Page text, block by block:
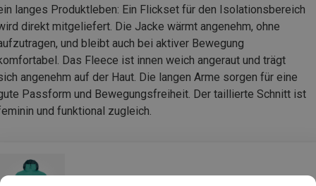
langes Produktleben: Ein Flickset für den Isolationsbereich
direkt mitgeliefert. Die Jacke wärmt angenehm, ohne
und bleibt auch bei aktiver Bewegung
Das Fleece ist innen weich angeraut und trägt
angenehm auf der Haut. Die langen Arme sorgen für eine
Passform und Bewegungsfreiheit. Der taillierte Schnitt ist
und funktional zugleich.